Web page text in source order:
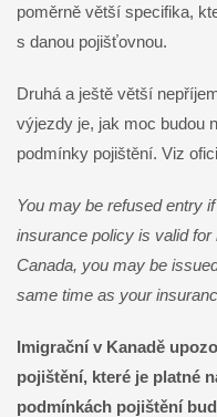
poměrně větší specifika,
s danou pojišťovnou.
Druhá a ještě větší
výjezdy je, jak moc budou
podmínky pojištění. Viz
You may be refused entry
insurance policy is valid
Canada, you may be
same time as your
Imigrační v Kanadě
pojištění, které je platné
podmínkách pojištění